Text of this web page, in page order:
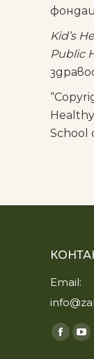
Kid’s
Public
School
Email:
Find us